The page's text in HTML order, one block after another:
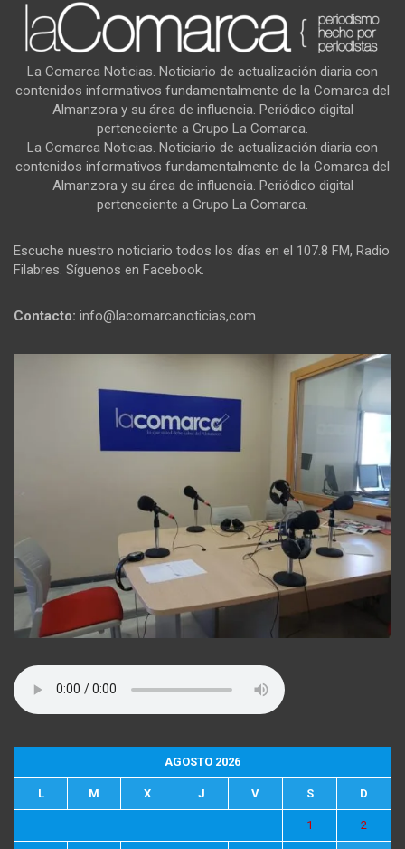
La Comarca Noticias. Noticiario de actualización diaria con
contenidos informativos fundamentalmente de la Comarca del
Almanzora y su área de influencia. Periódico digital
perteneciente a Grupo La Comarca.
La Comarca Noticias. Noticiario de actualización diaria con
contenidos informativos fundamentalmente de la Comarca del
Almanzora y su área de influencia. Periódico digital
perteneciente a Grupo La Comarca.
Escuche nuestro noticiario todos los días en el 107.8 FM, Radio
Filabres. Síguenos en Facebook.
Contacto: info@lacomarcanoticias,com
AGOSTO 2026
L M X J V S D
1 2